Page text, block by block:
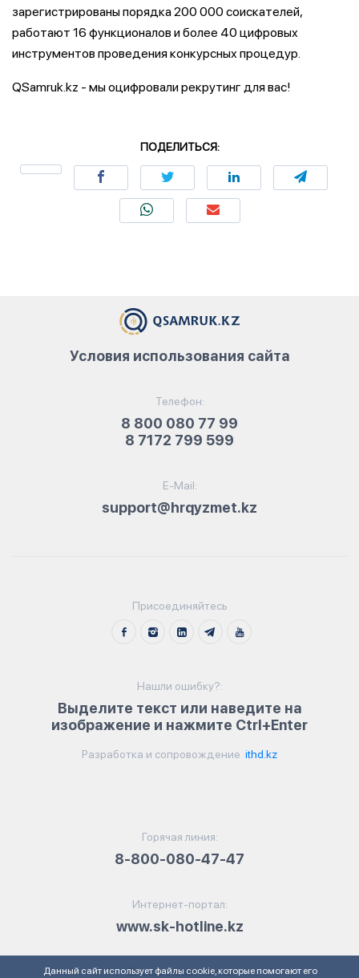
зарегистрированы порядка 200 000 соискателей,
работают 16 функционалов и более 40 цифровых
инструментов проведения конкурсных процедур.
QSamruk.kz - мы оцифровали рекрутинг для вас!
ПОДЕЛИТЬСЯ:
Телефон:
8 800 080 77 99
8 7172 799 599
E-Mail:
support@hrqyzmet.kz
Условия использования сайта
Присоединяйтесь
Нашли ошибку?:
Выделите текст или наведите на
изображение и нажмите Ctrl+Enter
Разработка и сопровождение ithd.kz
Горячая линия:
8-800-080-47-47
Интернет-портал:
www.sk-hotline.kz
Электронная почта:
Данный сайт использует файлы cookie, которые помогают его